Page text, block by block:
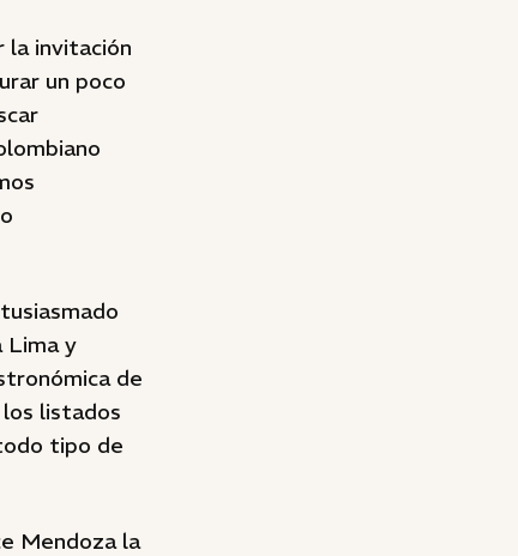
la invitación
un poco
Lima y
de
listados
tipo de
Mendoza la